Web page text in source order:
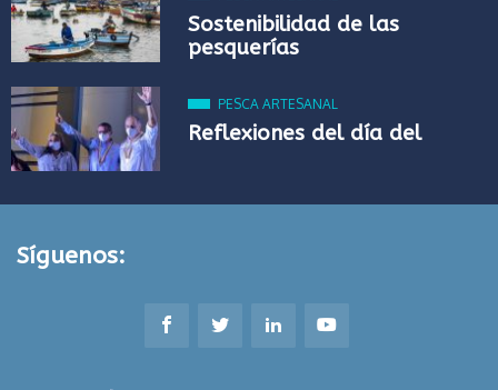
Sostenibilidad de las
pesquerías
PESCA ARTESANAL
Reflexiones del día del
Síguenos: